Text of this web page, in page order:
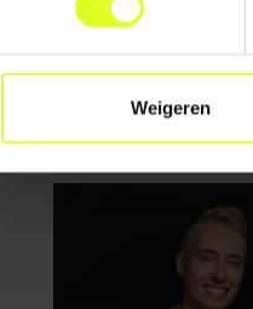
Weigeren
< NAAR OVERZICHT